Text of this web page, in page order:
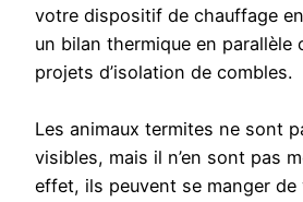
votre dispositif de chauffage
un bilan thermique en parallèle
projets d’isolation de combles.
Les animaux termites ne sont
visibles, mais il n’en sont pas
effet, ils peuvent se manger